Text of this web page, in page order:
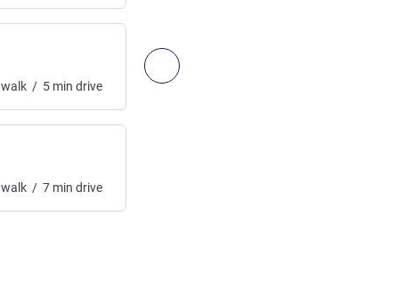
다음 - 예술, 문화, 엔터테인먼트
walk / 5 min drive
walk / 7 min drive